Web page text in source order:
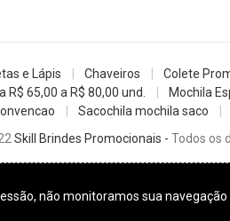
e Lápis Chaveiros Colete
R$ 65,00 a R$ 80,00 und. Mochila
Sacochila mochila saco
Skill Brindes Promocionais - Todos os
não monitoramos sua